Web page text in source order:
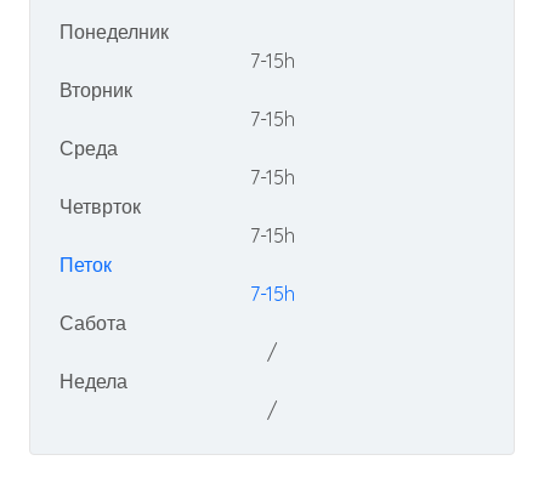
Понеделник
7-15h
Вторник
7-15h
Среда
7-15h
Четврток
7-15h
Петок
7-15h
Сабота
/
Недела
/